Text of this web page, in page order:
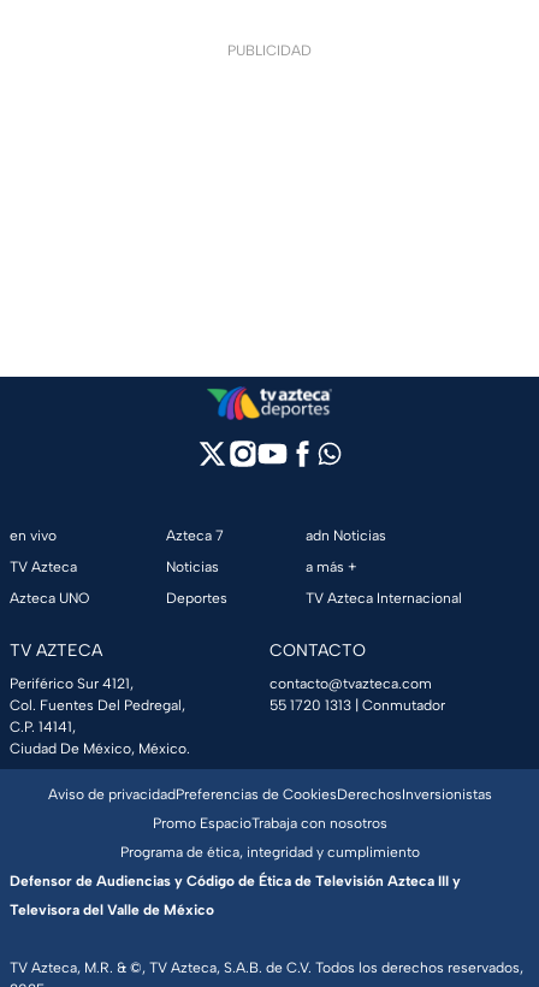
PUBLICIDAD
en vivo
TV Azteca
Azteca UNO
Azteca 7
Noticias
Deportes
adn Noticias
a más +
TV Azteca Internacional
TV AZTECA
Periférico Sur 4121,
Col. Fuentes Del Pedregal,
C.P. 14141,
Ciudad De México, México.
CONTACTO
contacto@tvazteca.com
55 1720 1313 | Conmutador
TV Azteca, M.R. & ©, TV Azteca, S.A.B. de C.V. Todos los derechos reservados,
Aviso de privacidadPreferencias de CookiesDerechosInversionistas
Promo EspacioTrabaja con nosotros
Programa de ética, integridad y cumplimiento
Defensor de Audiencias y Código de Ética de Televisión Azteca III y
Televisora del Valle de México